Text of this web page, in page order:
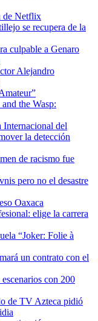
de Netflix
se recupera de la
culpable a Genaro
Alejandro
the Wasp:
Internacional del
la detección
de racismo fue
pero no el desastre
Oaxaca
elige la carrera
“Joker: Folie à
un contrato con el
con 200
de TV Azteca pidió